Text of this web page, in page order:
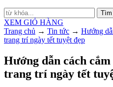
Tìm
XEM GIỎ HÀNG
Trang chủ → Tin tức → Hướng
trang trí ngày tết tuyệt đẹp
Hướng dẫn cách
trang trí ngày tết